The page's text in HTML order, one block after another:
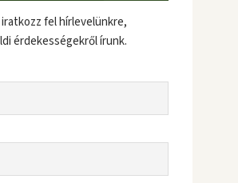
fel hírlevelünkre,
érdekességekről írunk.